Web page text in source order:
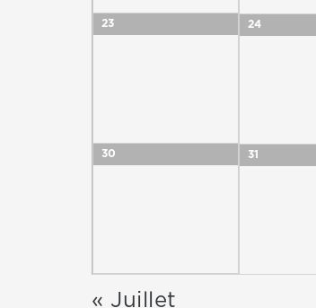
23 24
30 31
« Juillet